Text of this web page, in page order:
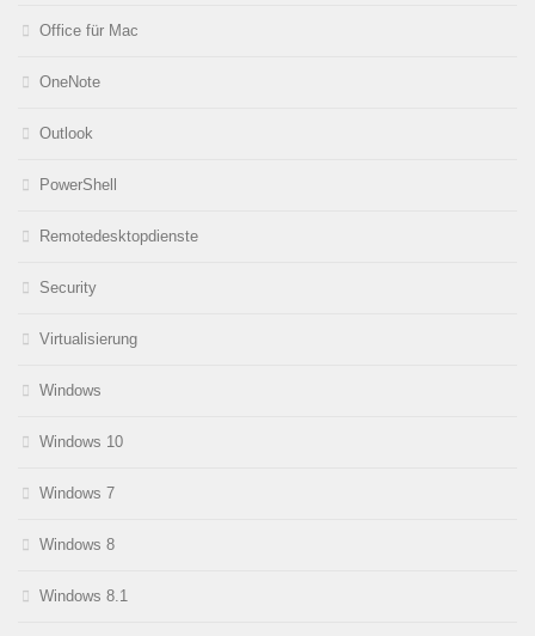
Office für Mac
OneNote
Outlook
PowerShell
Remotedesktopdienste
Security
Virtualisierung
Windows
Windows 10
Windows 7
Windows 8
Windows 8.1